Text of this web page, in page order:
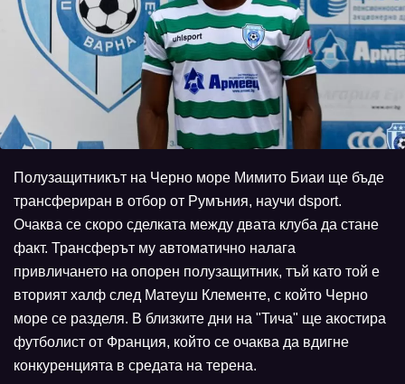
Полузащитникът на Черно море Мимито Биаи ще бъде
трансфериран в отбор от Румъния, научи dsport.
Очаква се скоро сделката между двата клуба да стане
факт. Трансферът му автоматично налага
привличането на опорен полузащитник, тъй като той е
вторият халф след Матеуш Клементе, с който Черно
море се разделя. В близките дни на "Тича" ще акостира
футболист от Франция, който се очаква да вдигне
конкуренцията в средата на терена.